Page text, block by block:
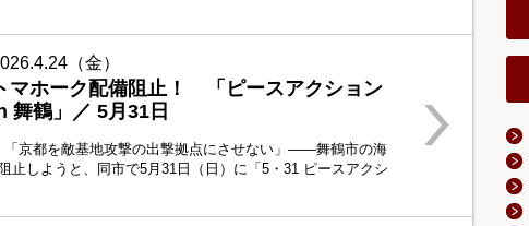
（金）
マホーク配備阻止！ 「ピースアクション
舞鶴」／ 5月31日
京都を敵基地攻撃の出撃拠点にさせない」――舞鶴市の海
止しようと、同市で5月31日（日）に「5・31 ピースアクシ